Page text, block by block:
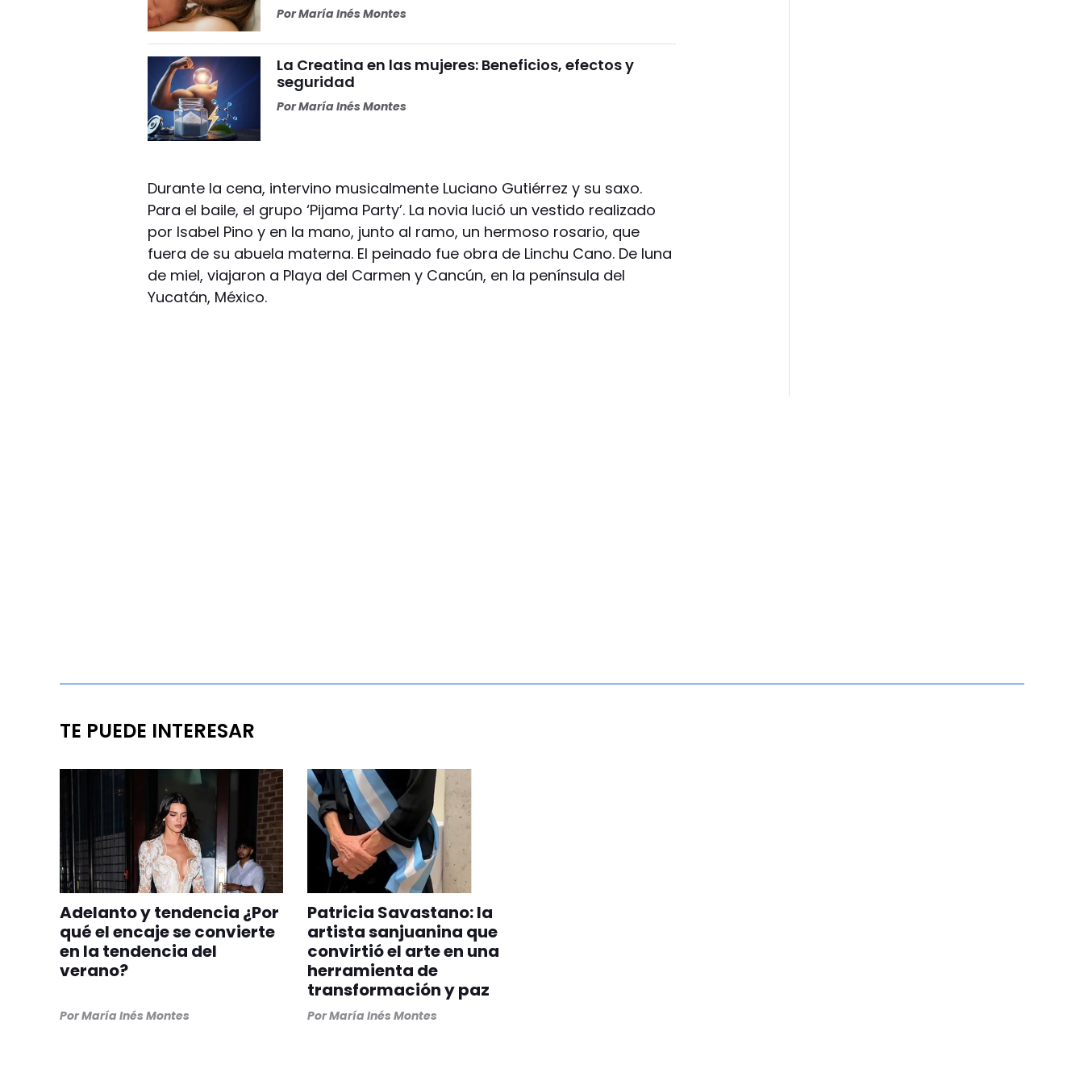
PorMaría Inés Montes
La Creatina en las mujeres: Beneficios, efectos y
seguridad
PorMaría Inés Montes
Durante la cena, intervino musicalmente Luciano Gutiérrez y su saxo.
Para el baile, el grupo ‘Pijama Party’. La novia lució un vestido realizado
por Isabel Pino y en la mano, junto al ramo, un hermoso rosario, que
fuera de su abuela materna. El peinado fue obra de Linchu Cano. De luna
de miel, viajaron a Playa del Carmen y Cancún, en la península del
Yucatán, México.
TE PUEDE INTERESAR
Adelanto y tendencia ¿Por
qué el encaje se convierte
en la tendencia del
verano?
PorMaría Inés Montes
Patricia Savastano: la
artista sanjuanina que
convirtió el arte en una
herramienta de
transformación y paz
PorMaría Inés Montes